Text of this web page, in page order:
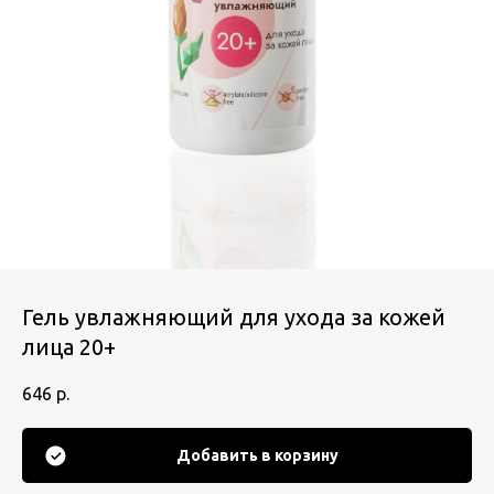
Гель увлажняющий для ухода за кожей
лица 20+
646 р.
Добавить в корзину